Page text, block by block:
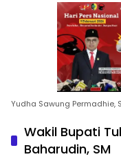
Yudha Sawung Permadhie,
Wakil Bupati
Baharudin, SM